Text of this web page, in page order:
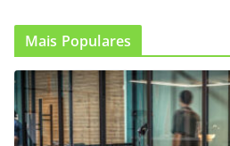
Mais Populares